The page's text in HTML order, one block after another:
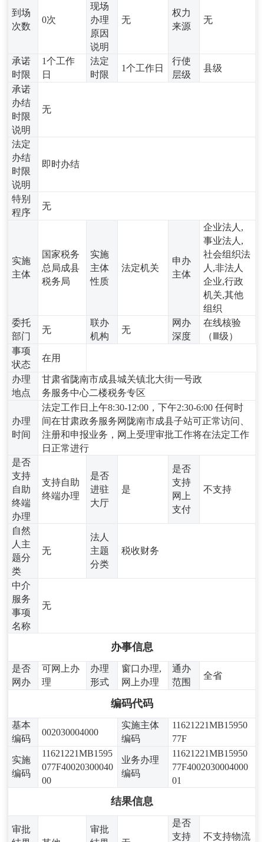
到场
次数
0次
现场
办理
原因
说明
无
权力
来源
无
承诺
时限
1个工作
日
法定
时限
1个工作日
行使
层级
县级
承诺
办结
时限
说明
无
法定
办结
时限
说明
即时办结
特别
程序
无
实施
主体
国家税务
总局成县
税务局
实施
主体
性质
法定机关
申办
主体
企业法人,
事业法人,
社会组织法
人,非法人
企业,行政
机关,其他
组织
委托
部门
无
联办
机构
无
网办
深度
在线核验
（Ⅲ级）
事项
状态
在用
办理
地点
甘肃省陇南市成县城关镇北大街一号政
务服务中心二楼税务专区
办理
时间
法定工作日上午8:30-12:00，下午2:30-6:00 任何时
间在甘肃政务服务网陇南市成县子站可正常访问、
注册和申报业务，网上受理审批工作将在法定工作
日正常进行
是否
支持
自助
终端
办理
支持自助
终端办理
是否
进驻
大厅
是
是否
支持
网上
支付
不支持
自然
人主
题分
类
无
法人
主题
分类
税收财务
中介
服务
事项
名称
无
办事信息
是否
网办
可网上办
理
办理
形式
窗口办理,
网上办理
通办
范围
全省
编码代码
基本
编码
002030004000
实施主体
编码
11621221MB15950
77F
实施
编码
11621221MB1595
077F40020300040
00
业务办理
编码
11621221MB15950
77F4002030004000
01
结果信息
审批
审批
是否
支持
不支持物流